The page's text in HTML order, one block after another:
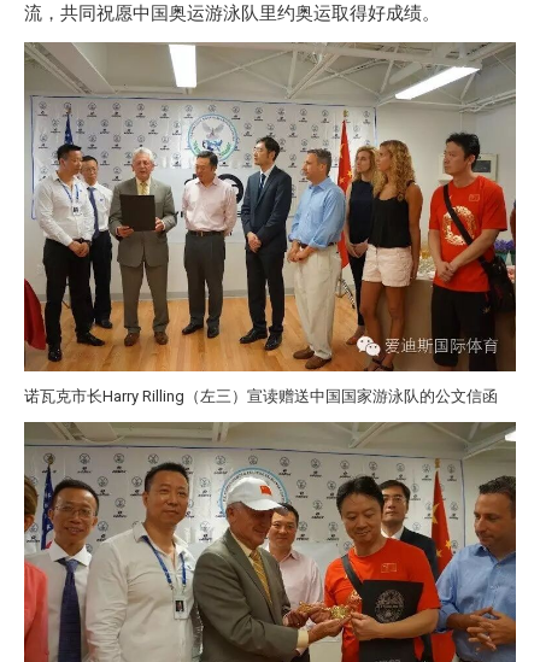
流，共同祝愿中国奥运游泳队里约奥运取得好成绩。
诺瓦克市长Harry Rilling（左三）宣读赠送中国国家游泳队的公文信函